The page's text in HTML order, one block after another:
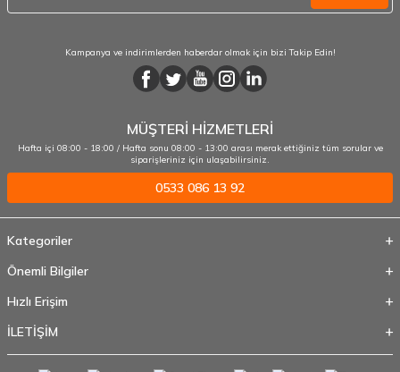
Kampanya ve indirimlerden haberdar olmak için bizi Takip Edin!
MÜŞTERİ HİZMETLERİ
Hafta içi 08:00 - 18:00 / Hafta sonu 08:00 - 13:00 arası merak ettiğiniz tüm sorular ve
siparişleriniz için ulaşabilirsiniz.
0533 086 13 92
Kategoriler
Önemli Bilgiler
Hızlı Erişim
İLETİŞİM